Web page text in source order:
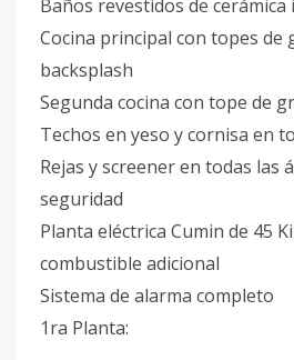
Baños revestidos de
Cocina principal con topes de
backsplash
Segunda cocina con tope de
Techos en yeso y cornisa en
Rejas y screener en todas las
seguridad
Planta eléctrica Cumin de 45
combustible adicional
Sistema de alarma completo
1ra Planta: